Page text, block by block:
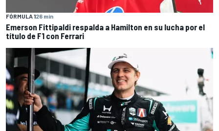
FÓRMULA 126 min
Emerson Fittipaldi respalda a Hamilton en su lucha por el
título de F1 con Ferrari